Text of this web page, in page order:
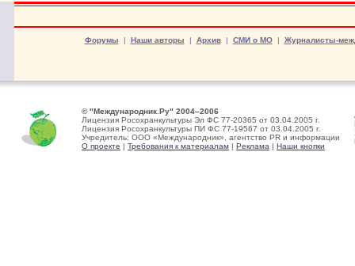
Форумы | Наши авторы | Архив| СМИ о МО| Журналисты-
© "Международник.Ру" 2004–2006
Лицензия Росохранкультуры Эл ФС 77-20365 от 03.04.2005 г.
Лицензия Росохранкультуры ПИ ФС 77-19567 от 03.04.2005 г.
Учредитель: ООО «Международник», агентство PR и информации
О проекте | Требования к материалам | Реклама | Наши кнопки